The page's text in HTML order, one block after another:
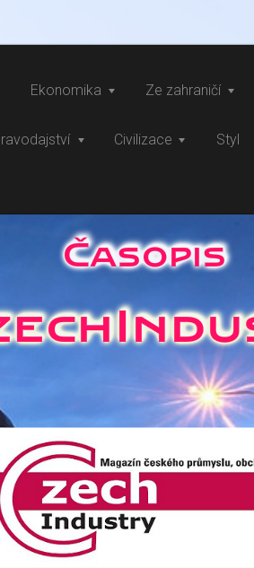
Ekonomika Ze zahraničí
Civilizace Styl